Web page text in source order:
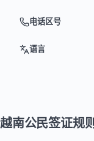
电话区号
语言
越南公民签证规